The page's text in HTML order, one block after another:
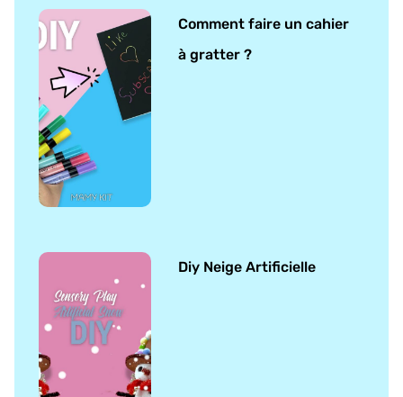
Comment faire un cahier
à gratter ?
Diy Neige Artificielle